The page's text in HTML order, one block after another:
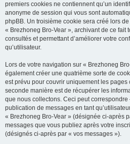
premiers cookies ne contiennent qu’un
anonyme de session qui vous sont
phpBB. Un troisième cookie sera créé lors
« Brezhoneg Bro-Vear », archivant de ce fait
consultés et permettant d’améliorer votre
qu’utilisateur.
Lors de votre navigation sur « Brezhoneg
également créer une quatrième sorte de
est prévu pour couvrir uniquement les
seconde manière est de récupérer les
que nous collectons. Ceci peut
publication de messages en tant
« Brezhoneg Bro-Vear » (désignée ci-après
messages que vous publiez après votre
(désignés ci-après par « vos messages »).